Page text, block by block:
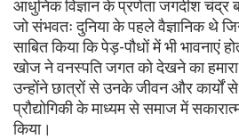
आधुनिक विज्ञान के प्रणेता जगदीश चंद्र
जो संभवतः दुनिया के पहले वैज्ञानिक थे
साबित किया कि पेड़-पौधों में भी भावनाएं
खोज ने वनस्पति जगत को देखने का हमारा
उन्होंने छात्रों से उनके जीवन और कार्यों
प्रौद्योगिकी के माध्यम से समाज में
किया।